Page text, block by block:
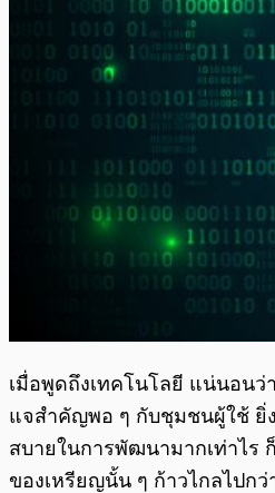
เมื่อพูดถึงเทคโนโลยี แน่นอน
แจสำคัญพอ ๆ กับชุมชนผู้ใช้
สบายในการพัฒนามากเท่าไร
ของเหรียญนั้น ๆ ก้าวไกลไปก